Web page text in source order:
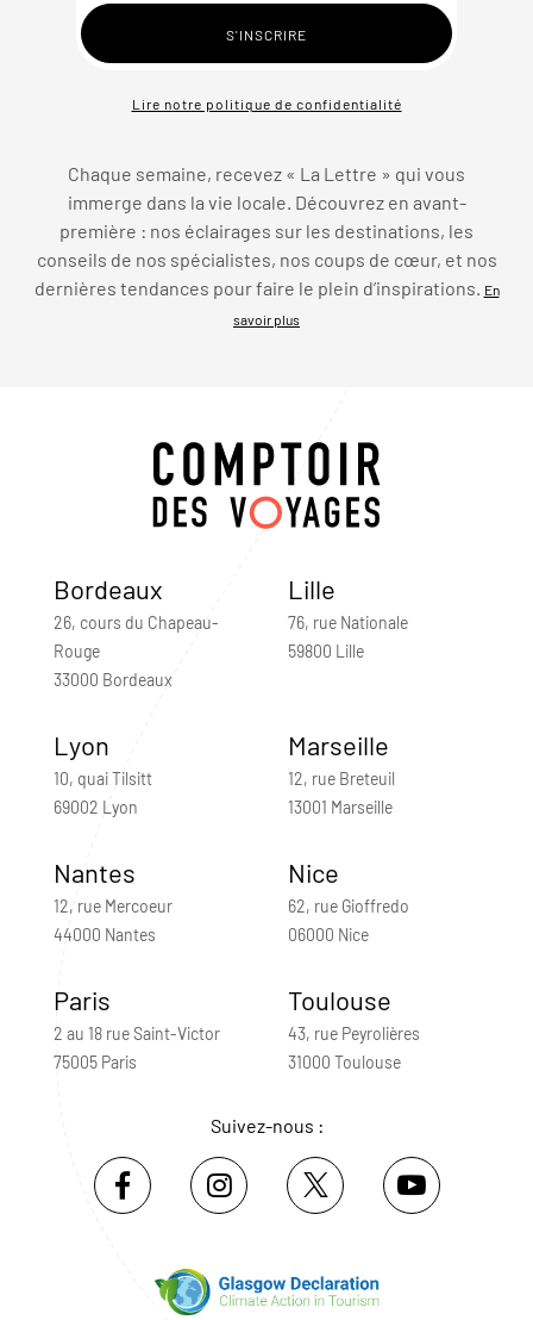
Lire notre politique de confidentialité
Chaque semaine, recevez « La Lettre » qui vous
immerge dans la vie locale. Découvrez en avant-
première : nos éclairages sur les destinations, les
conseils de nos spécialistes, nos coups de cœur, et nos
dernières tendances pour faire le plein d’inspirations.
En
savoir plus
Bordeaux
26, cours du Chapeau-
Rouge
33000 Bordeaux
Lille
76, rue Nationale
59800 Lille
Lyon
10, quai Tilsitt
69002 Lyon
Marseille
12, rue Breteuil
13001 Marseille
Nantes
12, rue Mercoeur
44000 Nantes
Nice
62, rue Gioffredo
06000 Nice
Paris
2 au 18 rue Saint-Victor
75005 Paris
Toulouse
43, rue Peyrolières
31000 Toulouse
Suivez-nous :